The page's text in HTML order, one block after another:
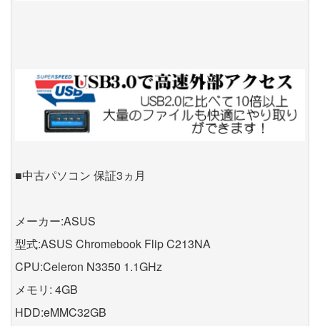
■中古パソコン 保証3ヵ月
メーカー:ASUS
型式:ASUS Chromebook Flip C213NA
CPU:Celeron N3350 1.1GHz
メモリ: 4GB
HDD:eMMC32GB